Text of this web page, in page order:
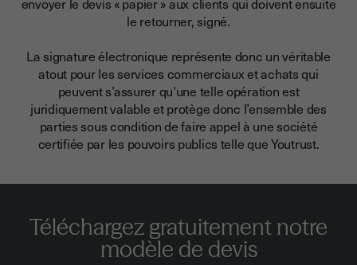
le retourner, signé.
La signature électronique représente donc un véritable
atout pour les services commerciaux et achats qui
peuvent s’assurer qu’une telle opération est
juridiquement valable et protège donc l’ensemble des
parties sous condition de faire appel à une société
certifiée par les pouvoirs publics telle que Youtrust.
Téléchargez gratuitement notre
modèle de devis